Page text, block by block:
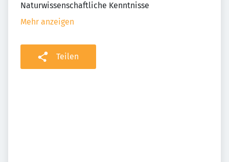
Naturwissenschaftliche Kenntnisse
Mehr anzeigen
Teilen